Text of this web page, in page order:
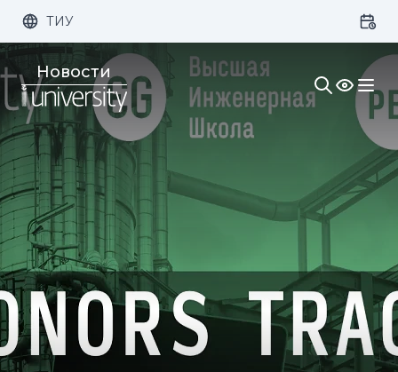
Размер шрифта: Цвет:
Изображения: Кернинг: 1x 2x
Озвучивание:
ТИУ
Новости